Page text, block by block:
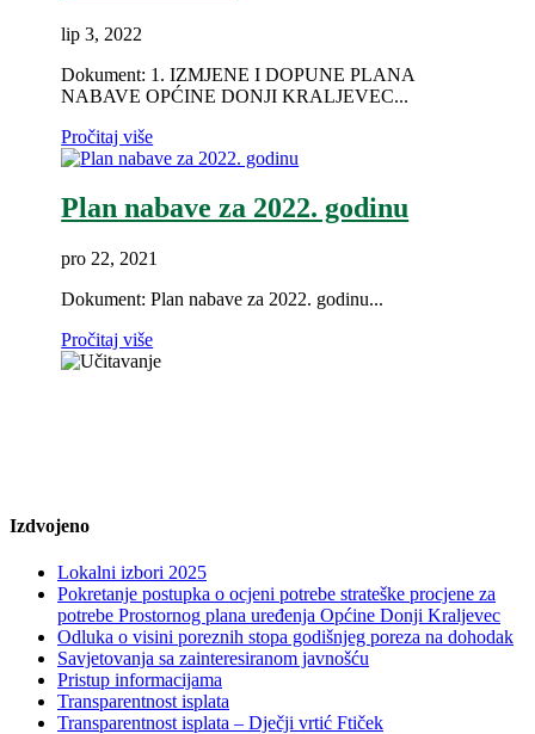
lip 3, 2022
Dokument: 1. IZMJENE I DOPUNE PLANA
NABAVE OPĆINE DONJI KRALJEVEC...
Pročitaj više
Plan nabave za 2022. godinu
pro 22, 2021
Dokument: Plan nabave za 2022. godinu...
Pročitaj više
Izdvojeno
Lokalni izbori 2025
Pokretanje postupka o ocjeni potrebe strateške procjene za
potrebe Prostornog plana uređenja Općine Donji Kraljevec
Odluka o visini poreznih stopa godišnjeg poreza na dohodak
Savjetovanja sa zainteresiranom javnošću
Pristup informacijama
Transparentnost isplata
Transparentnost isplata – Dječji vrtić Ftiček